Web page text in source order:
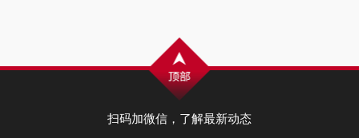
扫码加微信，了解最新动态